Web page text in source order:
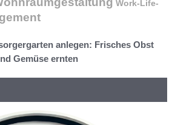
Work-Life-
anlegen: Frisches Obst
Gemüse ernten